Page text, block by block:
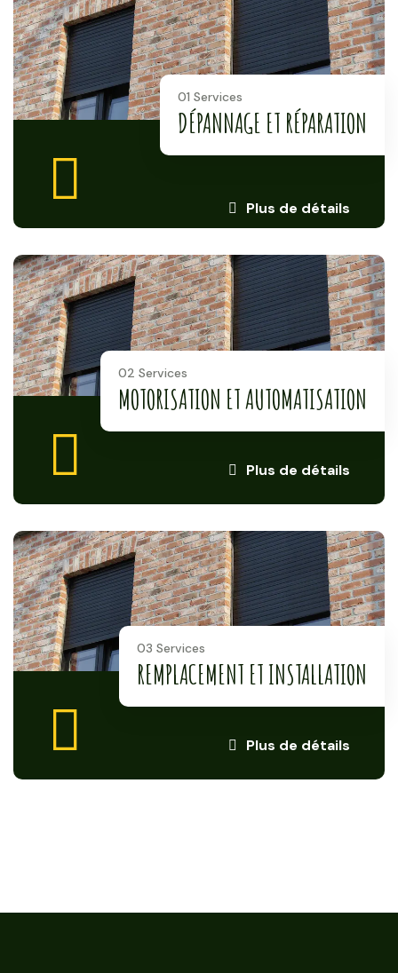
Plus de détails
01 Services
DÉPANNAGE ET RÉPARATION
Plus de détails
02 Services
MOTORISATION ET AUTOMATISATION
Plus de détails
03 Services
REMPLACEMENT ET INSTALLATION